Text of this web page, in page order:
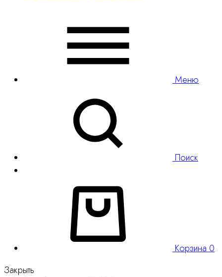
Меню
Поиск
Корзина 0
Закрыть